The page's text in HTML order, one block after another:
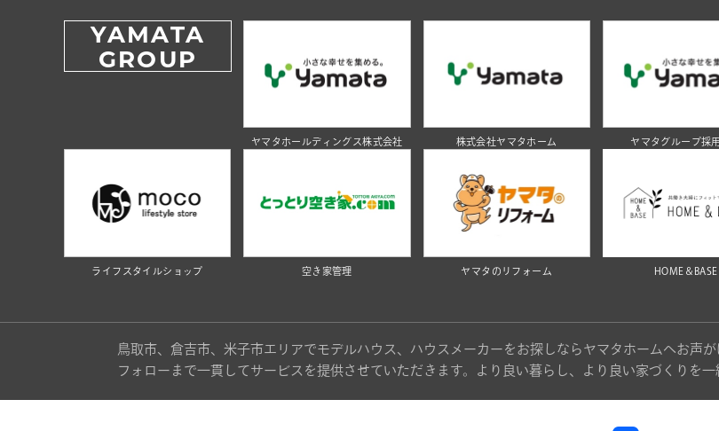
YAMATA
GROUP
ヤマタホールディングス株式会社 株式会社ヤマタホーム ヤマタグループ採
ライフスタイルショップ 空き家管理 ヤマタのリフォーム HOME＆BASE
鳥取市、倉吉市、米子市エリアでモデルハウス、ハウスメーカーをお探しならヤマタホームへお声
フォローまで一貫してサービスを提供させていただきます。より良い暮らし、より良い家づくりを一